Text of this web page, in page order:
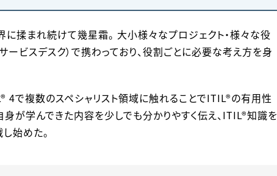
揉まれ続けて幾星霜。 大小様々なプロジェクト・様々な役
ビスデスク）で携わっており、役割ごとに必要な考え方を身
4で複数のスペシャリスト領域に触れることでITIL®の有用性
が学んできた内容を少しでも分かりやすく伝え、ITIL®知識を
始めた。